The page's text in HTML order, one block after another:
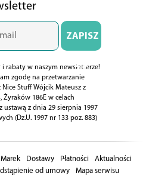
ZAPISZ
SIĘ
rabaty w naszym newsletterze!
zgodę na przetwarzanie
Stuff Wójcik Mateusz z
Żyraków 186E w celach
z dnia 29 sierpnia 1997
(Dz.U. 1997 nr 133 poz. 883)
Dostawy Płatności
Aktualności
od umowy Mapa serwisu